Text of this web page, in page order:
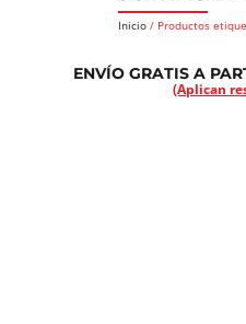
Inicio / Productos
ENVÍO GRATIS A
(Aplican